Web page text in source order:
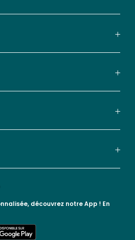
découvrez notre App ! En